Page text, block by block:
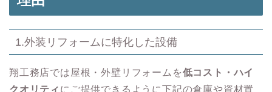
1.外装リフォームに特化した設備
翔工務店では屋根・外壁リフォームを低コスト・ハイ
クオリティ にご提供できるように下記の倉庫や資材置